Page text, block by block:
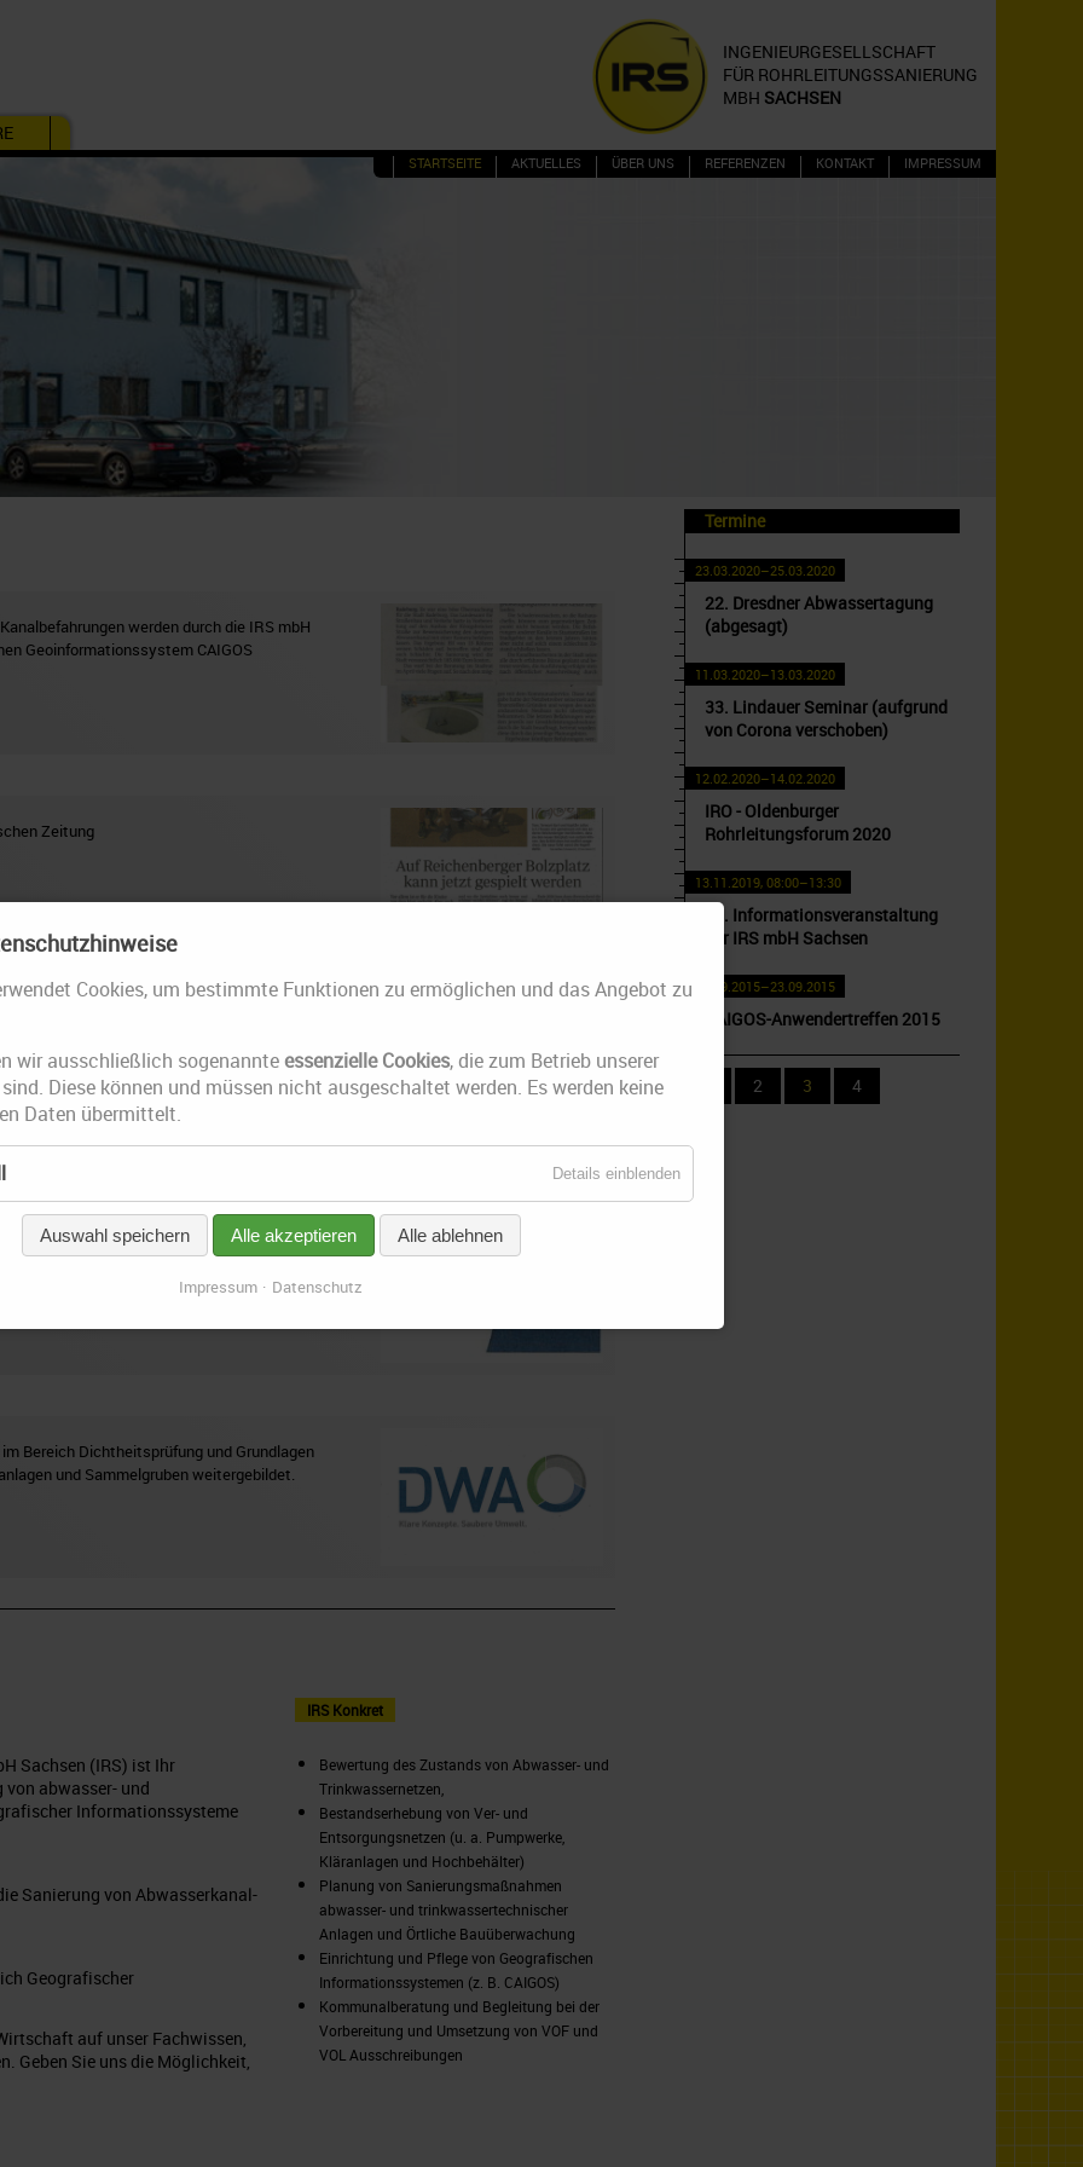
INGENIEURGESELLSCHAFT
FÜR ROHRLEITUNGSSANIERUNG
MBH SACHSEN
STARTSEITE AKTUELLES ÜBER UNS REFERENZEN KONTAKT IMPRESSUM
werden durch die IRS mbH
Geoinformationssystem CAIGOS
Zeitung
für Rohrleitungssanierung mbH Sachsen wird
Bereich Dichtheitsprüfung und Grundlagen
und Sammelgruben weitergebildet.
Sachsen (IRS) ist Ihr
abwasser- und
Informationssysteme
Sanierung von Abwasserkanal-
Geografischer
auf unser Fachwissen,
Geben Sie uns die Möglichkeit,
IRS Konkret
Bewertung des Zustands von Abwasser- und
Trinkwassernetzen,
Bestandserhebung von Ver- und
Entsorgungsnetzen (u. a. Pumpwerke,
Kläranlagen und Hochbehälter)
Planung von Sanierungsmaßnahmen
abwasser- und trinkwassertechnischer
Anlagen und Örtliche Bauüberwachung
Einrichtung und Pflege von Geografischen
Informationssystemen (z. B. CAIGOS)
Kommunalberatung und Begleitung bei der
Vorbereitung und Umsetzung von VOF und
VOL Ausschreibungen
Termine
23.03.2020–25.03.2020
22. Dresdner Abwassertagung
(abgesagt)
11.03.2020–13.03.2020
33. Lindauer Seminar (aufgrund
von Corona verschoben)
12.02.2020–14.02.2020
IRO - Oldenburger
Rohrleitungsforum 2020
13.11.2019, 08:00–13:30
15. Informationsveranstaltung
der IRS mbH Sachsen
02.09.2015–23.09.2015
CAIGOS-Anwendertreffen 2015
2 3 4
Cookies, um bestimmte Funktionen zu ermöglichen und das Angebot zu
wir ausschließlich sogenannteessenzielle Cookies, die zum Betrieb unserer
Diese können und müssen nicht ausgeschaltet werden. Es werden keine
Daten übermittelt.
Details einblenden
Auswahl speichern Alle akzeptieren Alle ablehnen
Impressum Datenschutz